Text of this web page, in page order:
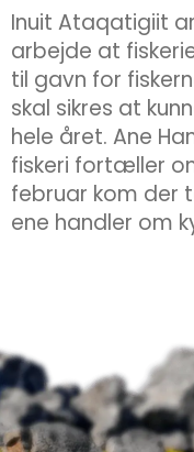
Inuit Ataqatigiit
arbejde at
til gavn for
skal sikres at
hele året. Ane
fiskeri fortæller
februar kom der
ene handler om